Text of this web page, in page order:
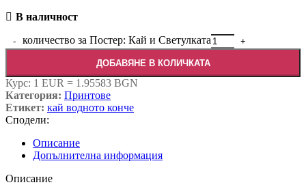
В наличност
количество за Постер: Кай и Светулката
ДОБАВЯНЕ В КОЛИЧКАТА
Курс: 1 EUR = 1.95583 BGN
Категория: Принтове
Етикет: кай водното конче
Сподели:
Описание
Допълнителна информация
Описание